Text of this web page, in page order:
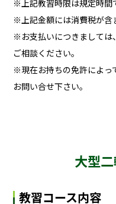
※上記教習時限は規定時間
※上記金額には消費税が含
※お支払いにつきましては
ご相談ください。
※現在お持ちの免許によっ
お問い合せ下さい。
大型
教習コース内容